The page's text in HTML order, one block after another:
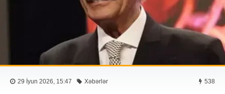
29 İyun 2026, 15:47 Xəbərlər 538